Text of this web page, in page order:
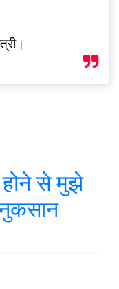
होने से मुझे